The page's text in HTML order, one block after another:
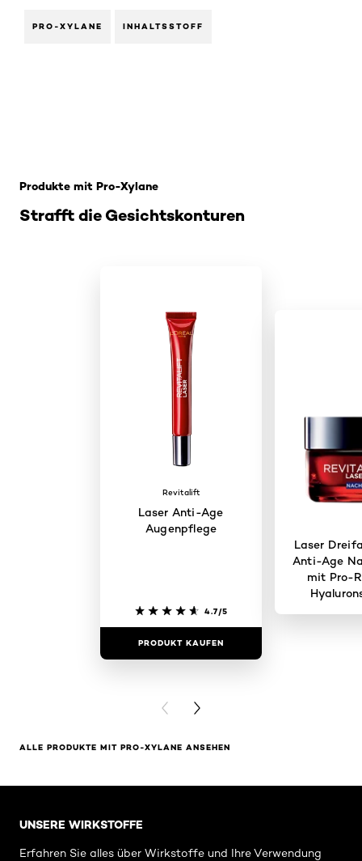
PRO-XYLANE INHALTSSTOFF
Strafft die Gesichtskonturen
Produkte mit Pro-Xylane
Revitalift
Laser Anti-Age
Augenpflege
4.7/5
PRODUKT KAUFEN
Laser
Anti-Age
mit Pro-
PREVIOUS CARD
NEXT CARD
ALLE PRODUKTE MIT PRO-XYLANE ANSEHEN
UNSERE WIRKSTOFFE
Erfahren Sie alles über Wirkstoffe und Ihre Verwendung